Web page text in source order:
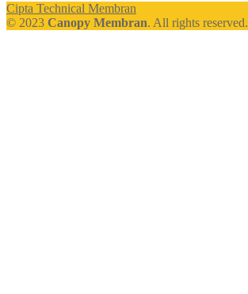
Cipta Technical Membran
© 2023 Canopy Membran. All rights reserved.